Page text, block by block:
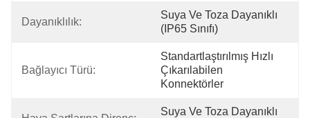
Dayanıklılık:
Suya Ve Toza Dayanıklı
(IP65 Sınıfı)
Bağlayıcı Türü:
Standartlaştırılmış Hızlı
Çıkarılabilen
Konnektörler
Suya Ve Toza Dayanıklı